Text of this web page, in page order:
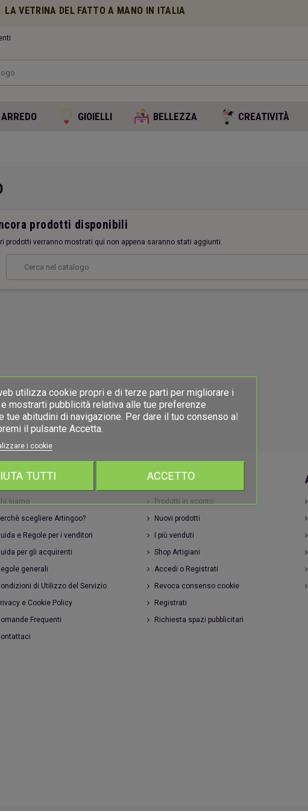
LA VETRINA DEL FATTO A MANO IN ITALIA
ARREDO GIOIELLI BELLEZZA CREATIVITÀ
prodotti disponibili
prodotti verranno mostrati qui non appena saranno stati aggiunti.
siamo
scegliere Artingoo?
e Regole per i venditori
per gli acquirenti
generali
di Utilizzo del Servizio
e Cookie Policy
Frequenti
ARTINGOO
Prodotti in sconto
Nuovi prodotti
I più venduti
Shop Artigiani
Accedi o Registrati
Revoca consenso cookie
Registrati
Richiesta spazi pubblicitari
utilizza cookie propri e di terze parti per migliorare i
mostrarti pubblicità relativa alle tue preferenze
tue abitudini di navigazione. Per dare il tuo consenso al
il pulsante Accetta.
i cookie
TUTTI ACCETTO